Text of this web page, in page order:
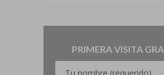
PRIMERA VISITA